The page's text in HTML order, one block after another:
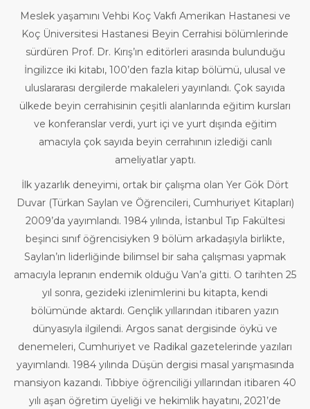
Meslek yaşamını Vehbi Koç Vakfı Amerikan Hastanesi ve
Koç Üniversitesi Hastanesi Beyin Cerrahisi bölümlerinde
sürdüren Prof. Dr. Kırış’ın editörleri arasında bulunduğu
İngilizce iki kitabı, 100’den fazla kitap bölümü, ulusal ve
uluslararası dergilerde makaleleri yayınlandı. Çok sayıda
ülkede beyin cerrahisinin çeşitli alanlarında eğitim kursları
ve konferanslar verdi, yurt içi ve yurt dışında eğitim
amacıyla çok sayıda beyin cerrahının izlediği canlı
ameliyatlar yaptı.
İlk yazarlık deneyimi, ortak bir çalışma olan Yer Gök Dört
Duvar (Türkan Saylan ve Öğrencileri, Cumhuriyet Kitapları)
2009’da yayımlandı. 1984 yılında, İstanbul Tıp Fakültesi
beşinci sınıf öğrencisiyken 9 bölüm arkadaşıyla birlikte,
Saylan’ın liderliğinde bilimsel bir saha çalışması yapmak
amacıyla lepranın endemik olduğu Van’a gitti. O tarihten 25
yıl sonra, gezideki izlenimlerini bu kitapta, kendi
bölümünde aktardı. Gençlik yıllarından itibaren yazın
dünyasıyla ilgilendi. Argos sanat dergisinde öykü ve
denemeleri, Cumhuriyet ve Radikal gazetelerinde yazıları
yayımlandı. 1984 yılında Düşün dergisi masal yarışmasında
mansiyon kazandı. Tıbbiye öğrenciliği yıllarından itibaren 40
yılı aşan öğretim üyeliği ve hekimlik hayatını, 2021’de